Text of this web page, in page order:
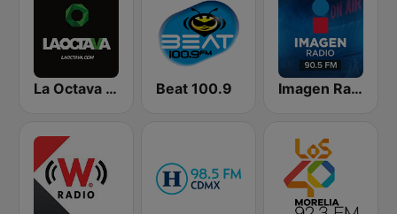
La Octava 88.1 FM Beat 100.9 Imagen Radio 90.5 FM